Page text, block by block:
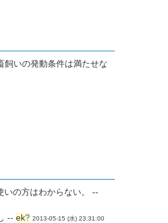
飼いの発動条件は満たせな
の方はわからない。 --
-- ek? 2013-05-15 (水) 23:31:00